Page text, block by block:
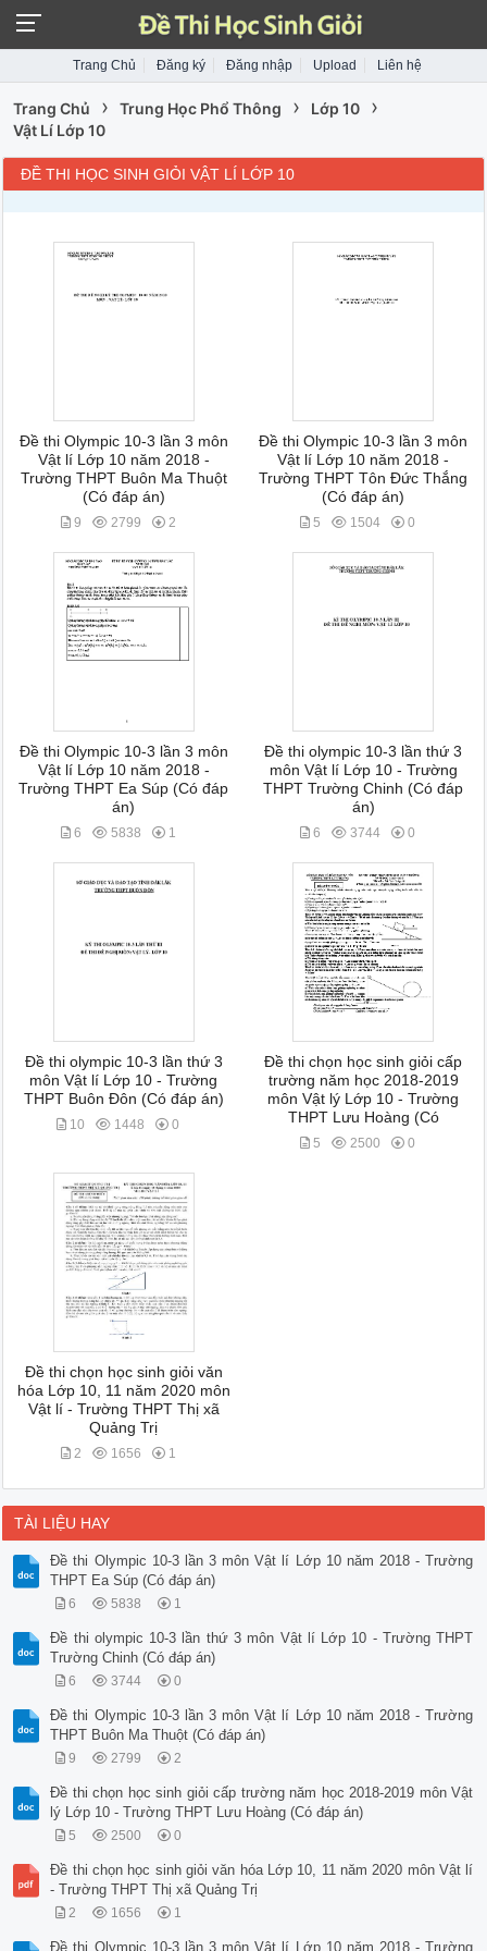
Trang Chủ Đăng ký Đăng nhập Upload Liên hệ
Trang Chủ › Trung Học Phổ Thông › Lớp 10 ›
Vật Lí Lớp 10
ĐỀ THI HỌC SINH GIỎI VẬT LÍ LỚP 10
Đề thi Olympic 10-3 lần 3 môn
Vật lí Lớp 10 năm 2018 -
Trường THPT Buôn Ma Thuột
(Có đáp án)
9 2799 2
Đề thi Olympic 10-3 lần 3 môn
Vật lí Lớp 10 năm 2018 -
Trường THPT Tôn Đức Thắng
(Có đáp án)
5 1504 0
Đề thi Olympic 10-3 lần 3 môn
Vật lí Lớp 10 năm 2018 -
Trường THPT Ea Súp (Có đáp
án)
6 5838 1
Đề thi olympic 10-3 lần thứ 3
môn Vật lí Lớp 10 - Trường
THPT Trường Chinh (Có đáp
án)
6 3744 0
Đề thi olympic 10-3 lần thứ 3
môn Vật lí Lớp 10 - Trường
THPT Buôn Đôn (Có đáp án)
10 1448 0
Đề thi chọn học sinh giỏi cấp
trường năm học 2018-2019
môn Vật lý Lớp 10 - Trường
THPT Lưu Hoàng (Có
5 2500 0
Đề thi chọn học sinh giỏi văn
hóa Lớp 10, 11 năm 2020 môn
Vật lí - Trường THPT Thị xã
Quảng Trị
2 1656 1
TÀI LIỆU HAY
Đề thi Olympic 10-3 lần 3 môn Vật lí Lớp 10 năm 2018 - Trường
THPT Ea Súp (Có đáp án)
6 5838 1
Đề thi olympic 10-3 lần thứ 3 môn Vật lí Lớp 10 - Trường THPT
Trường Chinh (Có đáp án)
6 3744 0
Đề thi Olympic 10-3 lần 3 môn Vật lí Lớp 10 năm 2018 - Trường
THPT Buôn Ma Thuột (Có đáp án)
9 2799 2
Đề thi chọn học sinh giỏi cấp trường năm học 2018-2019 môn Vật
lý Lớp 10 - Trường THPT Lưu Hoàng (Có đáp án)
5 2500 0
Đề thi chọn học sinh giỏi văn hóa Lớp 10, 11 năm 2020 môn Vật lí
- Trường THPT Thị xã Quảng Trị
2 1656 1
Đề thi Olympic 10-3 lần 3 môn Vật lí Lớp 10 năm 2018 - Trường